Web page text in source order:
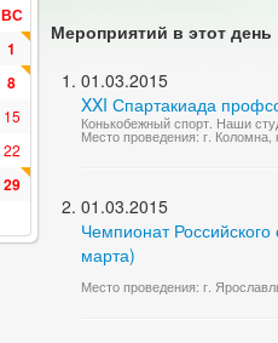
ВС
1
8
15
22
29
Мероприятий в этот день
01.03.2015
XXI Спартакиада
Конькобежный спорт. Наши
Место проведения: г.
01.03.2015
Чемпионат Российского
марта)
Место проведения: г.